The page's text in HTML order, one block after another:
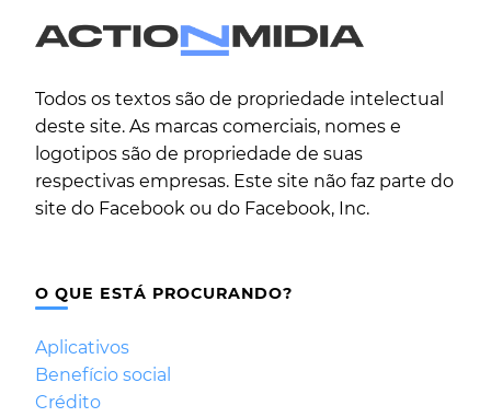
Todos os textos são de propriedade intelectual
deste site. As marcas comerciais, nomes e
logotipos são de propriedade de suas
respectivas empresas. Este site não faz parte do
site do Facebook ou do Facebook, Inc.
O QUE ESTÁ PROCURANDO?
Aplicativos
Benefício social
Crédito